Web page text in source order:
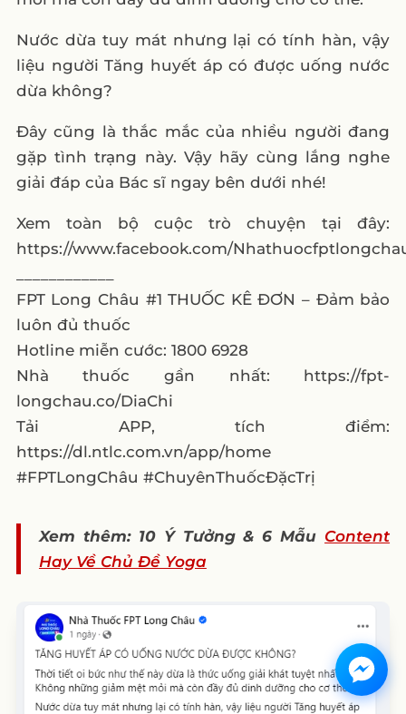
Nước dừa tuy mát nhưng lại có tính hàn, vậy
liệu người Tăng huyết áp có được uống nước
dừa không?
Đây cũng là thắc mắc của nhiều người đang
gặp tình trạng này. Vậy hãy cùng lắng nghe
giải đáp của Bác sĩ ngay bên dưới nhé!
Xem toàn bộ cuộc trò chuyện tại đây:
https://www.facebook.com/
FPT Long Châu #1 THUỐC KÊ ĐƠN – Đảm bảo
luôn đủ thuốc
Hotline miễn cước: 1800 6928
Nhà thuốc gần nhất: https://fpt-
longchau.co/DiaChi
Tải APP, tích điểm:
https://dl.ntlc.com.vn/app/home
#FPTLongChâu #ChuyênThuốcĐặcTrị
Xem thêm: 10 Ý Tưởng & 6 Mẫu Content
Hay Về Chủ Đề Yoga